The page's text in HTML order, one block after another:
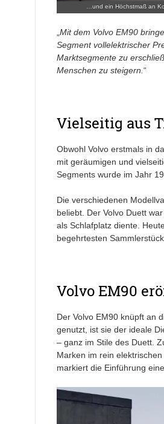
…und ein Höchstmaß an
„Mit dem Volvo EM90
Segment vollelektrischer
Marktsegmente zu
Menschen zu steigern.“
Vielseitig aus
Obwohl Volvo erstmals in
mit geräumigen und
Segments wurde im Jahr
Die verschiedenen
beliebt. Der Volvo Duett
als Schlafplatz diente.
begehrtesten
Volvo EM90
Der Volvo EM90 knüpft an
genutzt, ist sie der ideale
– ganz im Stile des Duett.
Marken im rein
markiert die Einführung